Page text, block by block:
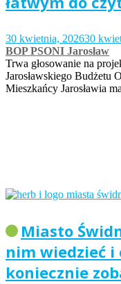
30 kwietnia, 202630
BOP PSONI Jarosław
Trwa głosowanie na
Jarosławskiego Budżetu
Mieszkańcy Jarosławia
Miasto
nim wiedzieć i
koniecznie